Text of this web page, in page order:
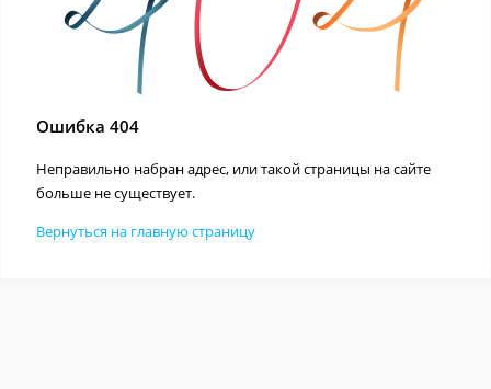
Ошибка 404
Неправильно набран адрес, или такой страницы на сайте
больше не существует.
Вернуться на главную страницу